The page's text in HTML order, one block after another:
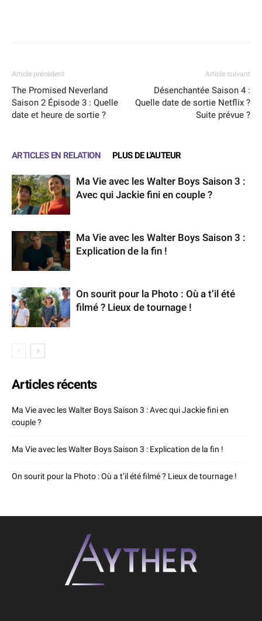
Article précédent
The Promised Neverland
Saison 2 Épisode 3 : Quelle
date et heure de sortie ?
Article suivant
Désenchantée Saison 4 :
Quelle date de sortie Netflix ?
Suite prévue ?
ARTICLES EN RELATION PLUS DE L'AUTEUR
Ma Vie avec les Walter Boys Saison 3 :
Avec qui Jackie fini en couple ?
Ma Vie avec les Walter Boys Saison 3 :
Explication de la fin !
On sourit pour la Photo : Où a t’il été
filmé ? Lieux de tournage !
Articles récents
Ma Vie avec les Walter Boys Saison 3 : Avec qui Jackie fini en
couple ?
Ma Vie avec les Walter Boys Saison 3 : Explication de la fin !
On sourit pour la Photo : Où a t’il été filmé ? Lieux de tournage !